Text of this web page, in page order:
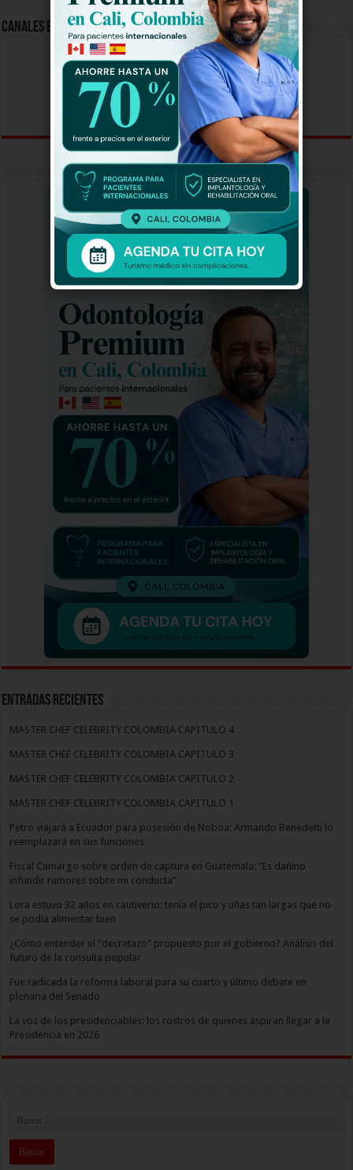
Canales En Vivo
Entradas recientes
MASTER CHEF CELEBRITY COLOMBIA CAPITULO 4
MASTER CHEF CELEBRITY COLOMBIA CAPITULO 3
MASTER CHEF CELEBRITY COLOMBIA CAPITULO 2
MASTER CHEF CELEBRITY COLOMBIA CAPITULO 1
Petro viajará a Ecuador para posesión de Noboa: Armando Benedetti lo
reemplazará en sus funciones
Fiscal Camargo sobre orden de captura en Guatemala: “Es dañino
infundir rumores sobre mi conducta”
Lora estuvo 32 años en cautiverio: tenía el pico y uñas tan largas que no
se podía alimentar bien
¿Cómo entender el “decretazo” propuesto por el gobierno? Análisis del
futuro de la consulta popular
Fue radicada la reforma laboral para su cuarto y último debate en
plenaria del Senado
La voz de los presidenciables: los rostros de quienes aspiran llegar a la
Presidencia en 2026